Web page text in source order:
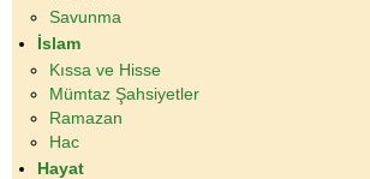
Savunma
İslam
Kıssa ve Hisse
Mümtaz Şahsiyetler
Ramazan
Hac
Hayat